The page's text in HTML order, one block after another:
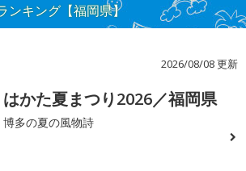
ンキング【福岡県】
2026/08/08 更新
はかた夏まつり2026／福岡県
博多の夏の風物詩